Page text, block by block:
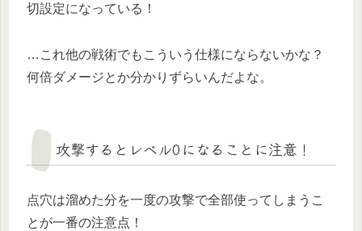
切設定になっている！
…これ他の戦術でもこういう仕様にならないかな？
何倍ダメージとか分かりずらいんだよな。
攻撃するとレベル0になることに注意！
点穴は溜めた分を一度の攻撃で全部使ってしまうこ
とが一番の注意点！